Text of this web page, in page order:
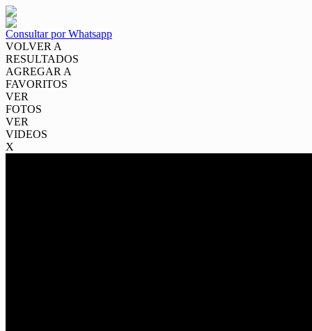
Consultar por Whatsapp
VOLVER A
RESULTADOS
AGREGAR A
FAVORITOS
VER
FOTOS
VER
VIDEOS
X